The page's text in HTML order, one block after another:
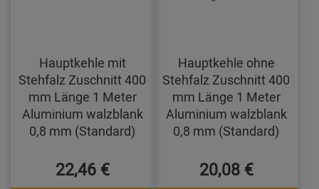
Hauptkehle mit
Stehfalz Zuschnitt 400
mm Länge 1 Meter
Aluminium walzblank
0,8 mm (Standard)
22,46 €
Hauptkehle ohne
Stehfalz Zuschnitt 400
mm Länge 1 Meter
Aluminium walzblank
0,8 mm (Standard)
20,08 €